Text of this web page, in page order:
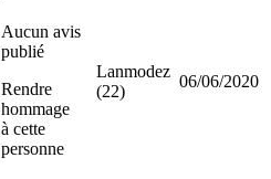
Aucun avis
publié
Rendre
hommage
à cette
personne
Lanmodez
(22)
06/06/2020